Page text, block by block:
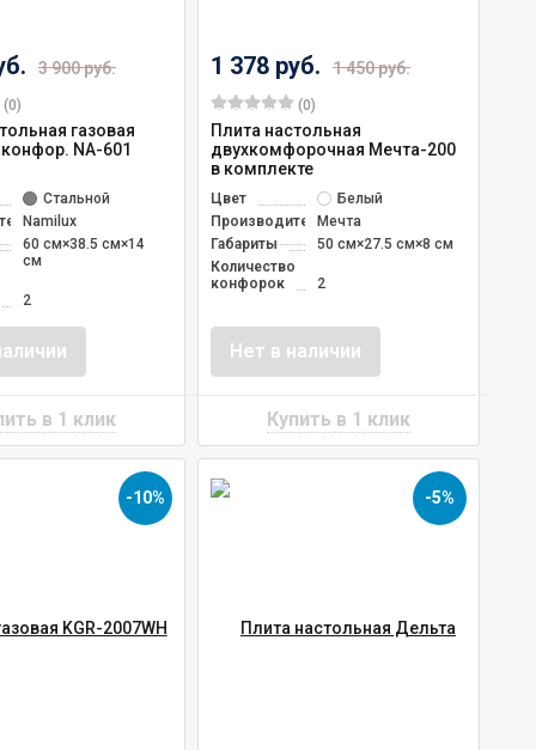
3 900 руб.
(0)
газовая
NA-601
Стальной
Namilux
60 см×38.5 см×14
см
2
1 378 руб. 1 450 руб.
(0)
Плита настольная
двухкомфорочная Мечта-200
в комплекте
Цвет
Белый
ПроизводительМечта
Габариты
50 см×27.5 см×8 см
Количество
конфорок
2
Нет в наличии
-10% -5%